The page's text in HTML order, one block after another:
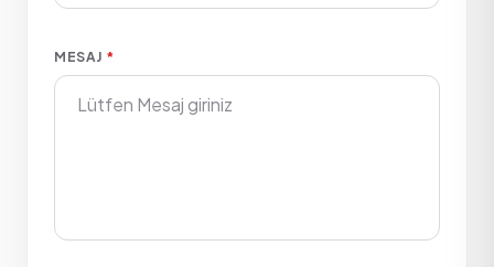
MESAJ *